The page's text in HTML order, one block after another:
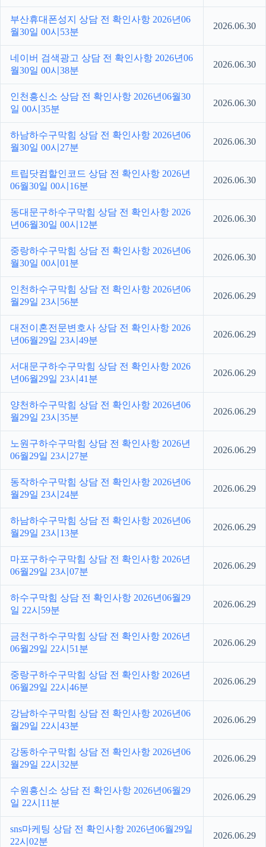
부산휴대폰성지 상담 전 확인사항 2026년06
월30일 00시53분
2026.06.30
네이버 검색광고 상담 전 확인사항 2026년06
월30일 00시38분
2026.06.30
인천흥신소 상담 전 확인사항 2026년06월30
일 00시35분
2026.06.30
하남하수구막힘 상담 전 확인사항 2026년06
월30일 00시27분
2026.06.30
트립닷컴할인코드 상담 전 확인사항 2026년
06월30일 00시16분
2026.06.30
동대문구하수구막힘 상담 전 확인사항 2026
년06월30일 00시12분
2026.06.30
중랑하수구막힘 상담 전 확인사항 2026년06
월30일 00시01분
2026.06.30
인천하수구막힘 상담 전 확인사항 2026년06
월29일 23시56분
2026.06.29
대전이혼전문변호사 상담 전 확인사항 2026
년06월29일 23시49분
2026.06.29
서대문구하수구막힘 상담 전 확인사항 2026
년06월29일 23시41분
2026.06.29
양천하수구막힘 상담 전 확인사항 2026년06
월29일 23시35분
2026.06.29
노원구하수구막힘 상담 전 확인사항 2026년
06월29일 23시27분
2026.06.29
동작하수구막힘 상담 전 확인사항 2026년06
월29일 23시24분
2026.06.29
하남하수구막힘 상담 전 확인사항 2026년06
월29일 23시13분
2026.06.29
마포구하수구막힘 상담 전 확인사항 2026년
06월29일 23시07분
2026.06.29
하수구막힘 상담 전 확인사항 2026년06월29
일 22시59분
2026.06.29
금천구하수구막힘 상담 전 확인사항 2026년
06월29일 22시51분
2026.06.29
중랑구하수구막힘 상담 전 확인사항 2026년
06월29일 22시46분
2026.06.29
강남하수구막힘 상담 전 확인사항 2026년06
월29일 22시43분
2026.06.29
강동하수구막힘 상담 전 확인사항 2026년06
월29일 22시32분
2026.06.29
수원흥신소 상담 전 확인사항 2026년06월29
일 22시11분
2026.06.29
sns마케팅 상담 전 확인사항 2026년06월29일
22시02분
2026.06.29